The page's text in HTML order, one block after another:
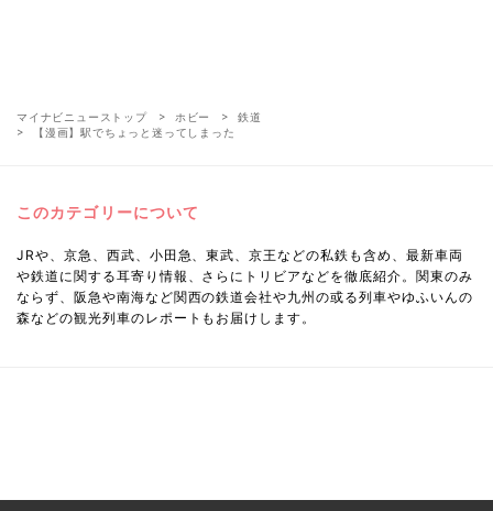
マイナビニューストップ ホビー
鉄道
【漫画】駅でちょっと迷ってしまった
このカテゴリーについて
JRや、京急、西武、小田急、東武、京王などの私鉄も含め、最新車両
や鉄道に関する耳寄り情報、さらにトリビアなどを徹底紹介。関東のみ
ならず、阪急や南海など関西の鉄道会社や九州の或る列車やゆふいんの
森などの観光列車のレポートもお届けします。